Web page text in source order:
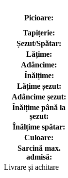
Picioare:
Tapițerie:
Șezut/Spătar:
Lățime:
Adâncime:
Înălțime:
Lățime șezut:
Adâncime șezut:
Înălțime până la
șezut:
Înălțime spătar:
Culoare:
Sarcină max.
admisă:
Livrare și achitare